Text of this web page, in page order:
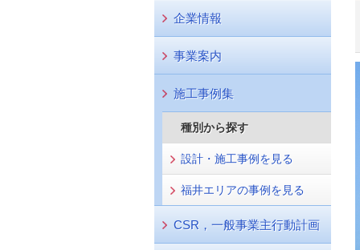
企業情報
事業案内
施工事例集
種別から探す
設計・施工事例を見る
福井エリアの事例を見る
CSR，一般事業主行動計画